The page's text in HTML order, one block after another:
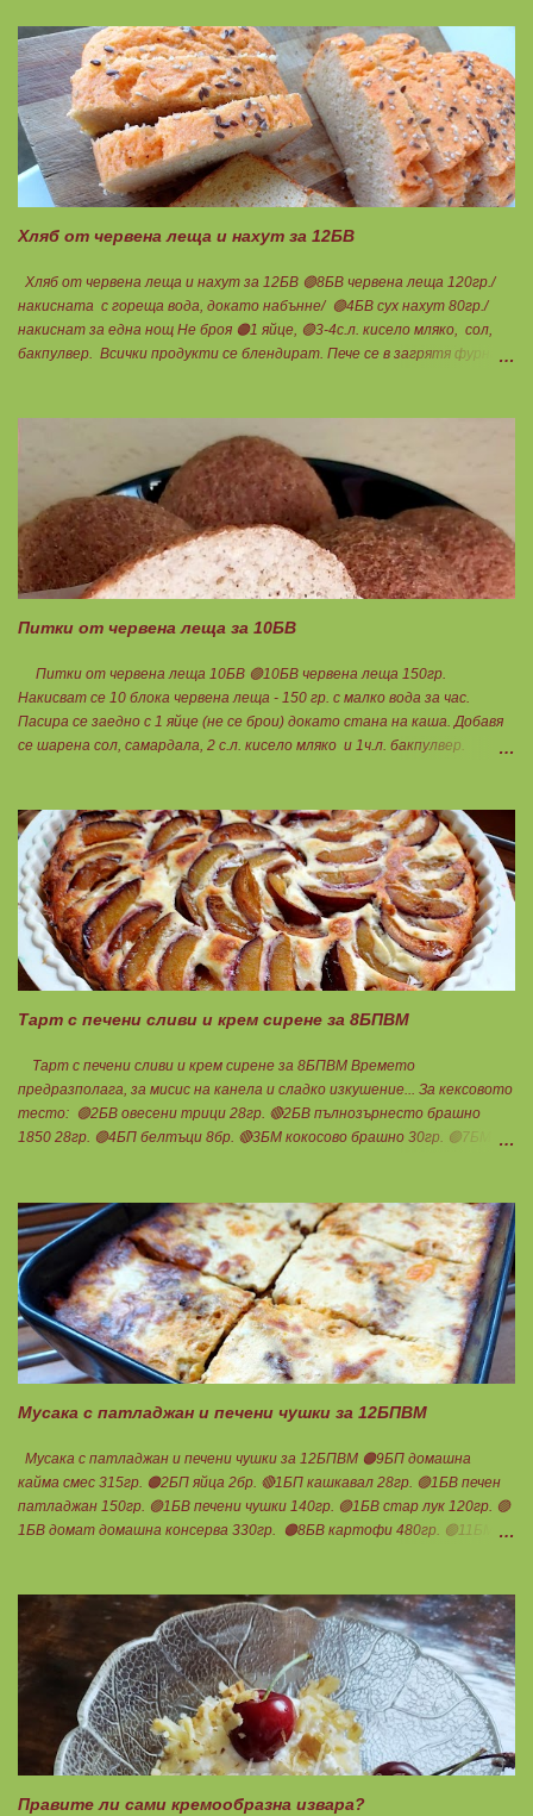
филтрация при качествените продукти отстранява млечната захар
и по този начин се избягват проблемите със алергии, задържане на
вода, подуване на стомаха, диария или друг тип дискомфорт.
Хляб от червена леща и нахут за 12БВ
Хляб от червена леща и нахут за 12БВ 🟢8БВ червена леща 120гр./
накисната с гореща вода, докато набънне/ 🟢4БВ сух нахут 80гр./
накиснат за една нощ Не броя 🟠1 яйце, 🟢3-4с.л. кисело мляко, сол,
бакпулвер. Всички продукти се блендират. Пече се в загрятя фурна
Питки от червена леща за 10БВ
Питки от червена леща 10БВ 🟢10БВ червена леща 150гр.
Накисват се 10 блока червена леща - 150 гр. с малко вода за час.
Пасира се заедно с 1 яйце (не се брои) докато стана на каша. Добавя
се шарена сол, самардала, 2 с.л. кисело мляко и 1ч.л. бакпулвер.
влажни ръце се оформят 10 еднакви топчета. Пече се в добре
загрята фурна на 200 градуса за 35-40 мин. Всяка питка е 1 блок
въглехидрат. Нека да ни е вкусно заедно! Споделено от Петя Чанева
Тарт с печени сливи и крем сирене за 8БПВМ
Тарт с печени сливи и крем сирене за 8БПВМ Времето
предразполага, за мисис на канела и сладко изкушение... За кексовото
тесто: 🟢2БВ овесени трици 28гр. 🔴2БВ пълнозърнесто брашно
1850 28гр. 🟢4БП белтъци 8бр. 🔴3БМ кокосово брашно 30гр. 🟢7БМ
добре и се оставя на страна да набъбне. За чийз крема: 🟢3БП
обезмаслено крем сирене Кауфланд 200гр. + 1 равна с.л скир 🟠1БП
яйце 1бр. Ванилия Не подслаждам! За отгоре: 🟢4БВ сини сливи
360гр. Канела Мазнините са удвоени за белтъците и крем сиренето!
В голяма силиконова форма за тарт, разпределих така: 🥧1- ви слой
от кексово тесто 🥧2- ри слой чийз крем 🥧3- ти слой нарязани сини
сливи Канелата поръсих след изпичане, за да не е много натрапчива и
в голямо количество. Сладкиша изпекох в загрята фурна на 180
Мусака с патладжан и печени чушки за 12БПВМ
Мусака с патладжан и печени чушки за 12БПВМ 🟠9БП домашна
кайма смес 315гр. 🟠2БП яйца 2бр. 🔴1БП кашкавал 28гр. 🟢1БВ печен
патладжан 150гр. 🟢1БВ печени чушки 140гр. 🟢1БВ стар лук 120гр. 🟢
1БВ домат домашна консерва 330гр. 🟠8БВ картофи 480гр. 🟢11БМ
кайма, може изобщо да не добавяте мазнини... Каймата се задушава с
лука и картофите. Всичко останало с3 нарязва и добавя към сместа.
Пече се до готовност. Заливката е от яйца,кашкавал и 150гр. кисело
мляко. Цялото количество можете да разпределите на порции и да
хапвате както предпочитате. Нека да ни е вкусно заедно! Люси
Правите ли сами кремообразна извара?